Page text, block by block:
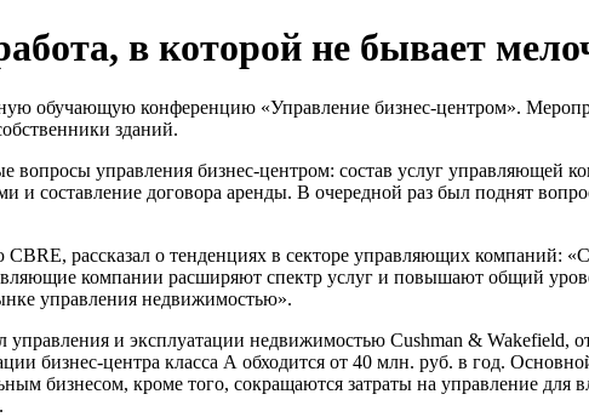
в которой не бывает
обучающую конференцию «Управление бизнес-центром».
зданий.
управления бизнес-центром: состав услуг управляющей
и составление договора аренды. В очередной раз был поднят
рассказал о тенденциях в секторе управляющих компаний:
компании расширяют спектр услуг и повышают общий
управления недвижимостью».
и эксплуатации недвижимостью Cushman & Wakefield,
бизнес-центра класса А обходится от 40 млн. руб. в год.
бизнесом, кроме того, сокращаются затраты на управление для